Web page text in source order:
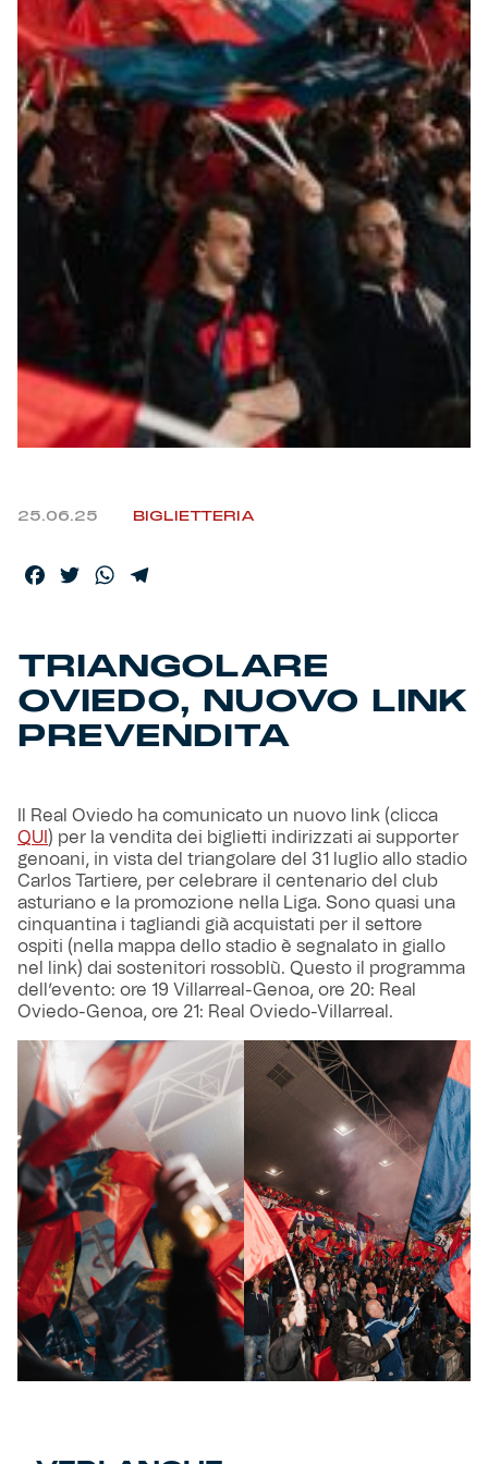
Robe di Kappa x Genoa
Vintage Collection
Red&Blue Voices
Kids
Accessori
Party
Outlet
Gift Card Online Store
Fortissimo batte il mio cuor
25.06.25 BIGLIETTERIA
Facebook
TwitterWhatsApp
TRIANGOLARE
OVIEDO, NUOVO LINK
PREVENDITA
Il Real Oviedo ha comunicato un nuovo link (clicca
QUI ) per la vendita dei biglietti indirizzati ai supporter
genoani, in vista del triangolare del 31 luglio allo stadio
Carlos Tartiere, per celebrare il centenario del club
asturiano e la promozione nella Liga. Sono quasi una
cinquantina i tagliandi già acquistati per il settore
ospiti (nella mappa dello stadio è segnalato in giallo
nel link) dai sostenitori rossoblù. Questo il programma
dell’evento: ore 19 Villarreal-Genoa, ore 20: Real
Oviedo-Genoa, ore 21: Real Oviedo-Villarreal.